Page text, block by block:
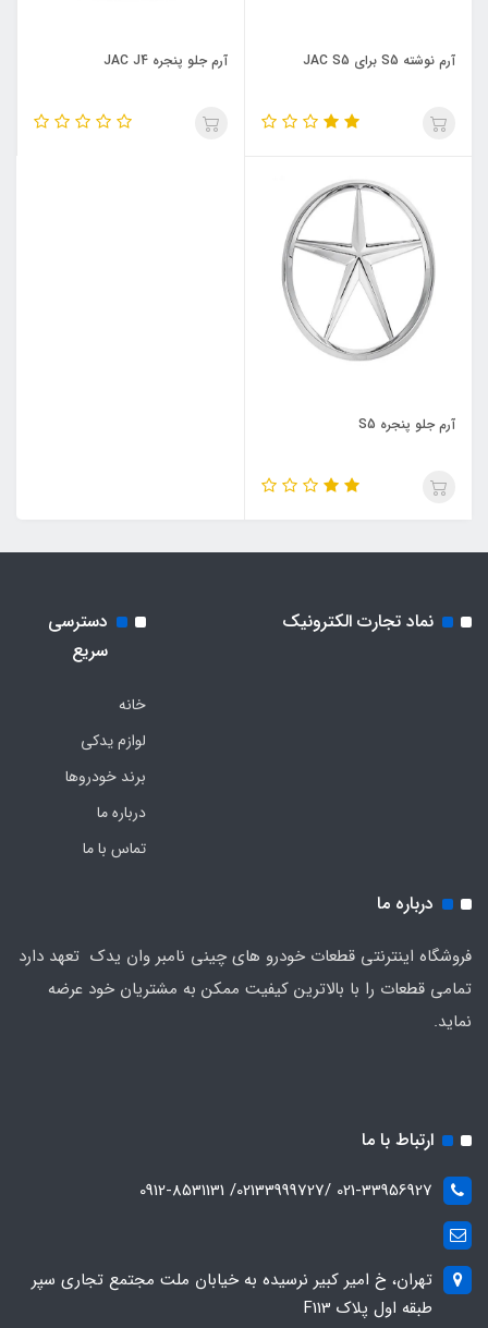
آرم نوشته S5 برای JAC S5 آرم جلو پنجره JAC J4
آرم جلو پنجره S5
نماد تجارت الکترونیک
دسترسی
سریع
خانه
لوازم یدکی
برند خودروها
درباره ما
تماس با ما
درباره ما
فروشگاه اینترنتی قطعات خودرو های چینی نامبر وان یدک تعهد دارد
تمامی قطعات را با بالاترین کیفیت ممکن به مشتریان خود عرضه
نماید.
ارتباط با ما
021-33956927 /02133999727/ 0912-8531131
تهران، خ امیر کبیر نرسیده به خیابان ملت مجتمع تجاری سپر
طبقه اول پلاک F113